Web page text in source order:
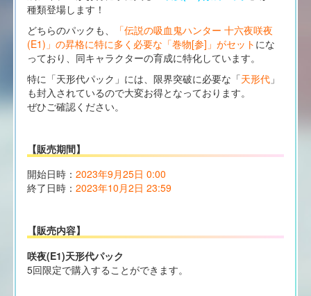
種類登場します！
どちらのパックも、
「伝説の吸血鬼ハンター 十六夜咲夜
(E1)」の昇格に特に多く必要な「巻物[参]」がセット にな
っており、同キャラクターの育成に特化しています。
特に「天形代パック」には、限界突破に必要な「天形代」
も封入されているので大変お得となっております。
ぜひご確認ください。
【販売期間】
開始日時： 2023年9月25日 0:00
終了日時： 2023年10月2日 23:59
【販売内容】
咲夜(E1)天形代パック
5回限定で購入することができます。